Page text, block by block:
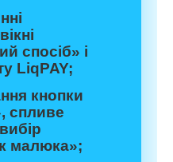
спосіб» і
LiqPAY;
кнопки
спливе
малюка»;